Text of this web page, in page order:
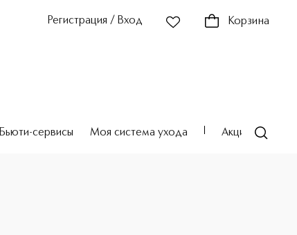
Регистрация / Вход Корзина
Бьюти-сервисы Моя система ухода Акции